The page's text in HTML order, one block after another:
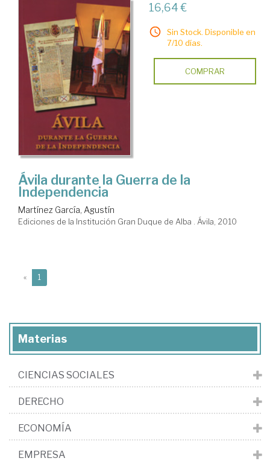
16,64 €
Sin Stock. Disponible en
7/10 días.
COMPRAR
Ávila durante la Guerra de la
Independencia
Martínez García, Agustín
Ediciones de la Institución Gran Duque de Alba . Ávila, 2010
« 1
Materias
CIENCIAS SOCIALES
DERECHO
ECONOMÍA
EMPRESA